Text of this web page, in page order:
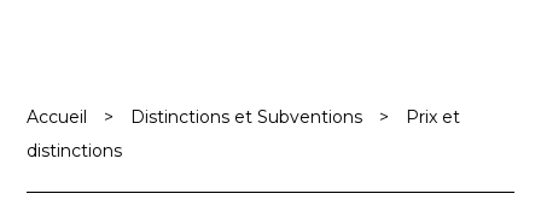
Accueil > Distinctions et Subventions >
Prix et
distinctions